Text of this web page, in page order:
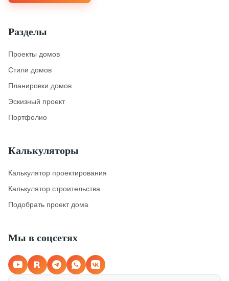
Разделы
Проекты домов
Стили домов
Планировки домов
Эскизный проект
Портфолио
Калькуляторы
Калькулятор проектирования
Калькулятор строительства
Подобрать проект дома
Мы в соцсетях